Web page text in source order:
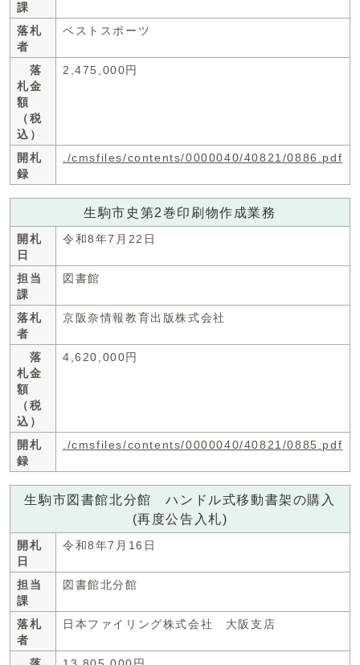
課
落札
者
ベストスポーツ
落
札金
額
（税
込）
2,475,000円
開札
録
./cmsfiles/contents/0000040/40821/0886.pdf
生駒市史第2巻印刷物作成業務
開札
日
令和8年7月22日
担当
課
図書館
落札
者
京阪奈情報教育出版株式会社
落
札金
額
（税
込）
4,620,000円
開札
録
./cmsfiles/contents/0000040/40821/0885.pdf
生駒市図書館北分館 ハンドル式移動書架の購入
(再度公告入札)
開札
日
令和8年7月16日
担当
課
図書館北分館
落札
者
日本ファイリング株式会社 大阪支店